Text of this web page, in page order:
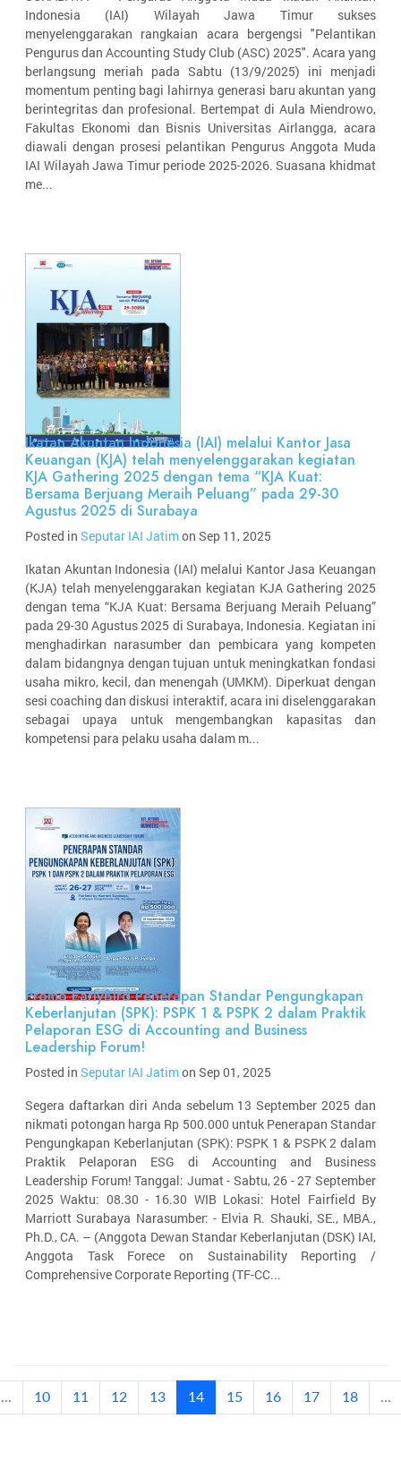
Indonesia (IAI) Wilayah Jawa Timur sukses
menyelenggarakan rangkaian acara bergengsi "Pelantikan
Pengurus dan Accounting Study Club (ASC) 2025". Acara yang
berlangsung meriah pada Sabtu (13/9/2025) ini menjadi
momentum penting bagi lahirnya generasi baru akuntan yang
berintegritas dan profesional. Bertempat di Aula Miendrowo,
Fakultas Ekonomi dan Bisnis Universitas Airlangga, acara
diawali dengan prosesi pelantikan Pengurus Anggota Muda
IAI Wilayah Jawa Timur periode 2025-2026. Suasana khidmat
me...
Ikatan Akuntan Indonesia (IAI) melalui Kantor Jasa
Keuangan (KJA) telah menyelenggarakan kegiatan
KJA Gathering 2025 dengan tema “KJA Kuat:
Bersama Berjuang Meraih Peluang” pada 29-30
Agustus 2025 di Surabaya
Posted in Seputar IAI Jatimon Sep 11, 2025
Ikatan Akuntan Indonesia (IAI) melalui Kantor Jasa Keuangan
(KJA) telah menyelenggarakan kegiatan KJA Gathering 2025
dengan tema “KJA Kuat: Bersama Berjuang Meraih Peluang”
pada 29-30 Agustus 2025 di Surabaya, Indonesia. Kegiatan ini
menghadirkan narasumber dan pembicara yang kompeten
dalam bidangnya dengan tujuan untuk meningkatkan fondasi
usaha mikro, kecil, dan menengah (UMKM). Diperkuat dengan
sesi coaching dan diskusi interaktif, acara ini diselenggarakan
sebagai upaya untuk mengembangkan kapasitas dan
kompetensi para pelaku usaha dalam m...
Promo EarlyBird Penerapan Standar Pengungkapan
Keberlanjutan (SPK): PSPK 1 & PSPK 2 dalam Praktik
Pelaporan ESG di Accounting and Business
Leadership Forum!
Posted in Seputar IAI Jatimon Sep 01, 2025
Segera daftarkan diri Anda sebelum 13 September 2025 dan
nikmati potongan harga Rp 500.000 untuk Penerapan Standar
Pengungkapan Keberlanjutan (SPK): PSPK 1 & PSPK 2 dalam
Praktik Pelaporan ESG di Accounting and Business
Leadership Forum! Tanggal: Jumat - Sabtu, 26 - 27 September
2025 Waktu: 08.30 - 16.30 WIB Lokasi: Hotel Fairfield By
Marriott Surabaya Narasumber: - Elvia R. Shauki, SE., MBA.,
Ph.D., CA. – (Anggota Dewan Standar Keberlanjutan (DSK) IAI,
Anggota Task Forece on Sustainability Reporting /
Comprehensive Corporate Reporting (TF-CC...
... 10 11 12 13 14(current)
15 16 17 18 ...